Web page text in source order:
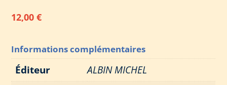
12,00€
Informations complémentaires
Éditeur
ALBIN MICHEL